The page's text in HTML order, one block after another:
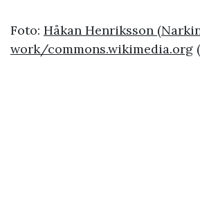
Foto: Håkan Henriksson
work/commons.wikimedia.org